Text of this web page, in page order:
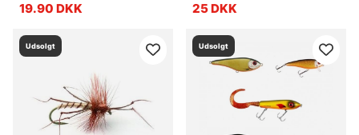
19.90 DKK
25 DKK
Udsolgt Udsolgt